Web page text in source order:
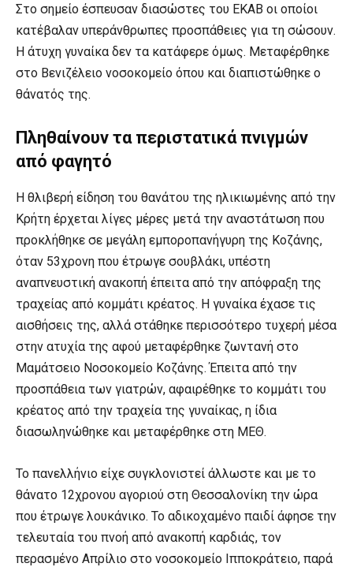
Στο σημείο έσπευσαν διασώστες του ΕΚΑΒ οι οποίοι
κατέβαλαν υπεράνθρωπες προσπάθειες για τη σώσουν.
Η άτυχη γυναίκα δεν τα κατάφερε όμως. Μεταφέρθηκε
στο Βενιζέλειο νοσοκομείο όπου και διαπιστώθηκε ο
θάνατός της.
Πληθαίνουν τα περιστατικά πνιγμών
από φαγητό
Η θλιβερή είδηση του θανάτου της ηλικιωμένης από την
Κρήτη έρχεται λίγες μέρες μετά την αναστάτωση που
προκλήθηκε σε μεγάλη εμποροπανήγυρη της Κοζάνης,
όταν 53χρονη που έτρωγε σουβλάκι, υπέστη
αναπνευστική ανακοπή έπειτα από την απόφραξη της
τραχείας από κομμάτι κρέατος. Η γυναίκα έχασε τις
αισθήσεις της, αλλά στάθηκε περισσότερο τυχερή μέσα
στην ατυχία της αφού μεταφέρθηκε ζωντανή στο
Μαμάτσειο Νοσοκομείο Κοζάνης. Έπειτα από την
προσπάθεια των γιατρών, αφαιρέθηκε το κομμάτι του
κρέατος από την τραχεία της γυναίκας, η ίδια
διασωληνώθηκε και μεταφέρθηκε στη ΜΕΘ.
Το πανελλήνιο είχε συγκλονιστεί άλλωστε και με το
θάνατο 12χρονου αγοριού στη Θεσσαλονίκη την ώρα
που έτρωγε λουκάνικο. Το αδικοχαμένο παιδί άφησε την
τελευταία του πνοή από ανακοπή καρδιάς, τον
περασμένο Απρίλιο στο νοσοκομείο Ιπποκράτειο, παρά